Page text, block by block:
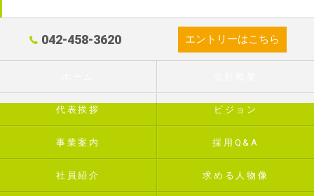
042-458-3620 エントリーはこちら
代表挨拶 ビジョン
事業案内 採用Q&A
社員紹介 求める人物像